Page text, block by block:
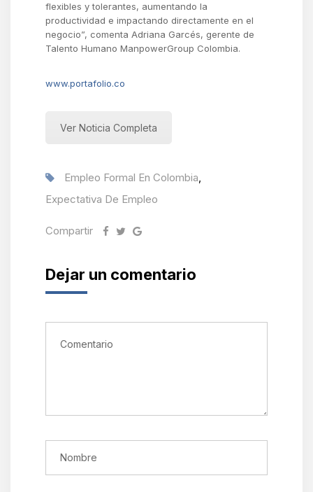
flexibles y tolerantes, aumentando la
productividad e impactando directamente en el
negocio”, comenta Adriana Garcés, gerente de
Talento Humano ManpowerGroup Colombia.
www.portafolio.co
Ver Noticia Completa
Empleo Formal En Colombia,
Expectativa De Empleo
Compartir
Dejar un comentario